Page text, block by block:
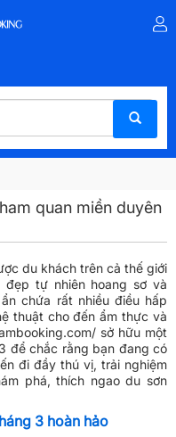
quan miền duyên
du khách trên cả thế giới
tự nhiên hoang sơ và
chứa rất nhiều điều hấp
thuật cho đến ẩm thực và
sở hữu một
để chắc rằng bạn đang có
đi đầy thú vị, trải nghiệm
phá, thích ngao du sơn
3 hoàn hảo